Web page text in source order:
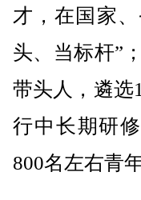
才，在国家
头、当标杆”
带头人，遴选
行中长期研
800名左右青